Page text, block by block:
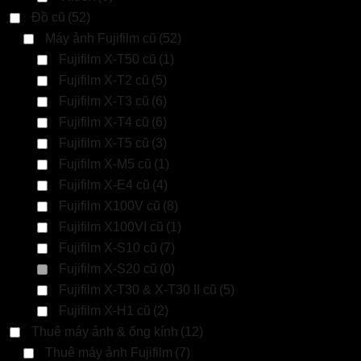
Đồ cũ (52)
Máy ảnh Fujifilm cũ (52)
Fujifilm X-T50 cũ (1)
Fujifilm X-T2 cũ (5)
Fujifilm X-T3 cũ (6)
Fujifilm X-T4 cũ (6)
Fujifilm X-T5 cũ (3)
Fujifilm X-M5 cũ (1)
Fujifilm X-E4 cũ (4)
Fujifilm X100V cũ (8)
Fujifilm X100VI cũ (1)
Fujifilm X-S10 cũ (7)
Fujifilm X-S20 cũ (0)
Fujifilm X-T30 & X-T30 II cũ (5)
Fujifilm X-H1 cũ (2)
Thuê máy ảnh & ống kính (12)
Thuê máy ảnh Fujifilm (7)